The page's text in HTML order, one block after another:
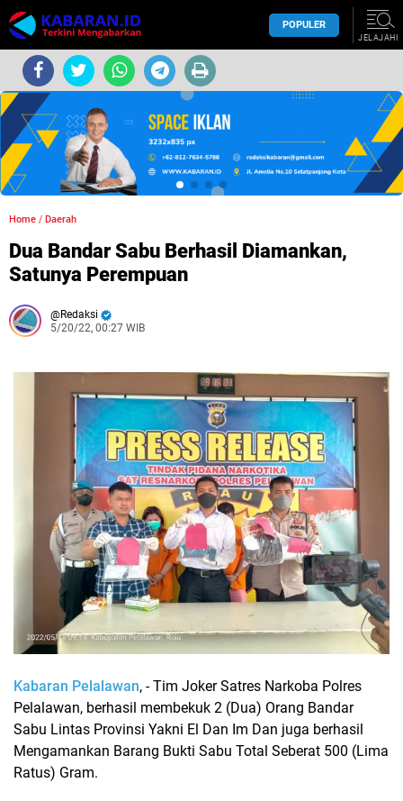
POPULER
JELAJAHI
Home / Daerah
Dua Bandar Sabu Berhasil Diamankan,
Satunya Perempuan
Redaksi
5/20/22, 00:27 WIB
Kabaran Pelalawan, - Tim Joker Satres Narkoba Polres
Pelalawan, berhasil membekuk 2 (Dua) Orang Bandar
Sabu Lintas Provinsi Yakni El Dan Im Dan juga berhasil
Mengamankan Barang Bukti Sabu Total Seberat 500 (Lima
Ratus) Gram.